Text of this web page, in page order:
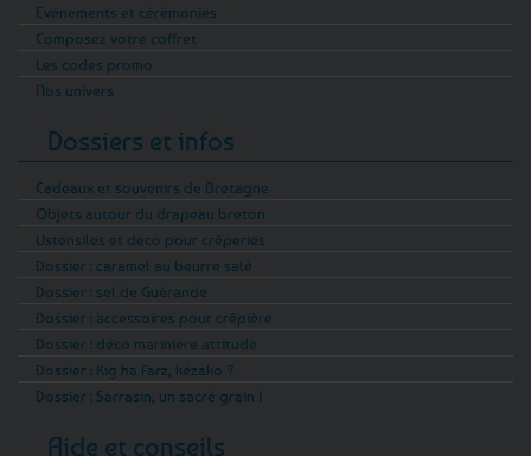
Evénements et cérémonies
Composez votre coffret
Les codes promo
Nos univers
Dossiers et infos
Cadeaux et souvenirs de Bretagne
Objets autour du drapeau breton
Ustensiles et déco pour crêperies
Dossier : caramel au beurre salé
Dossier : sel de Guérande
Dossier : accessoires pour crêpière
Dossier : déco marinière attitude
Dossier : Kig ha Farz, kézako ?
Dossier : Sarrasin, un sacré grain !
Aide et conseils